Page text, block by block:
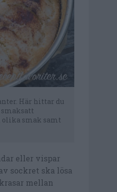
Här hittar du
olika smak samt
eller vispar
sockret ska lösa
mellan